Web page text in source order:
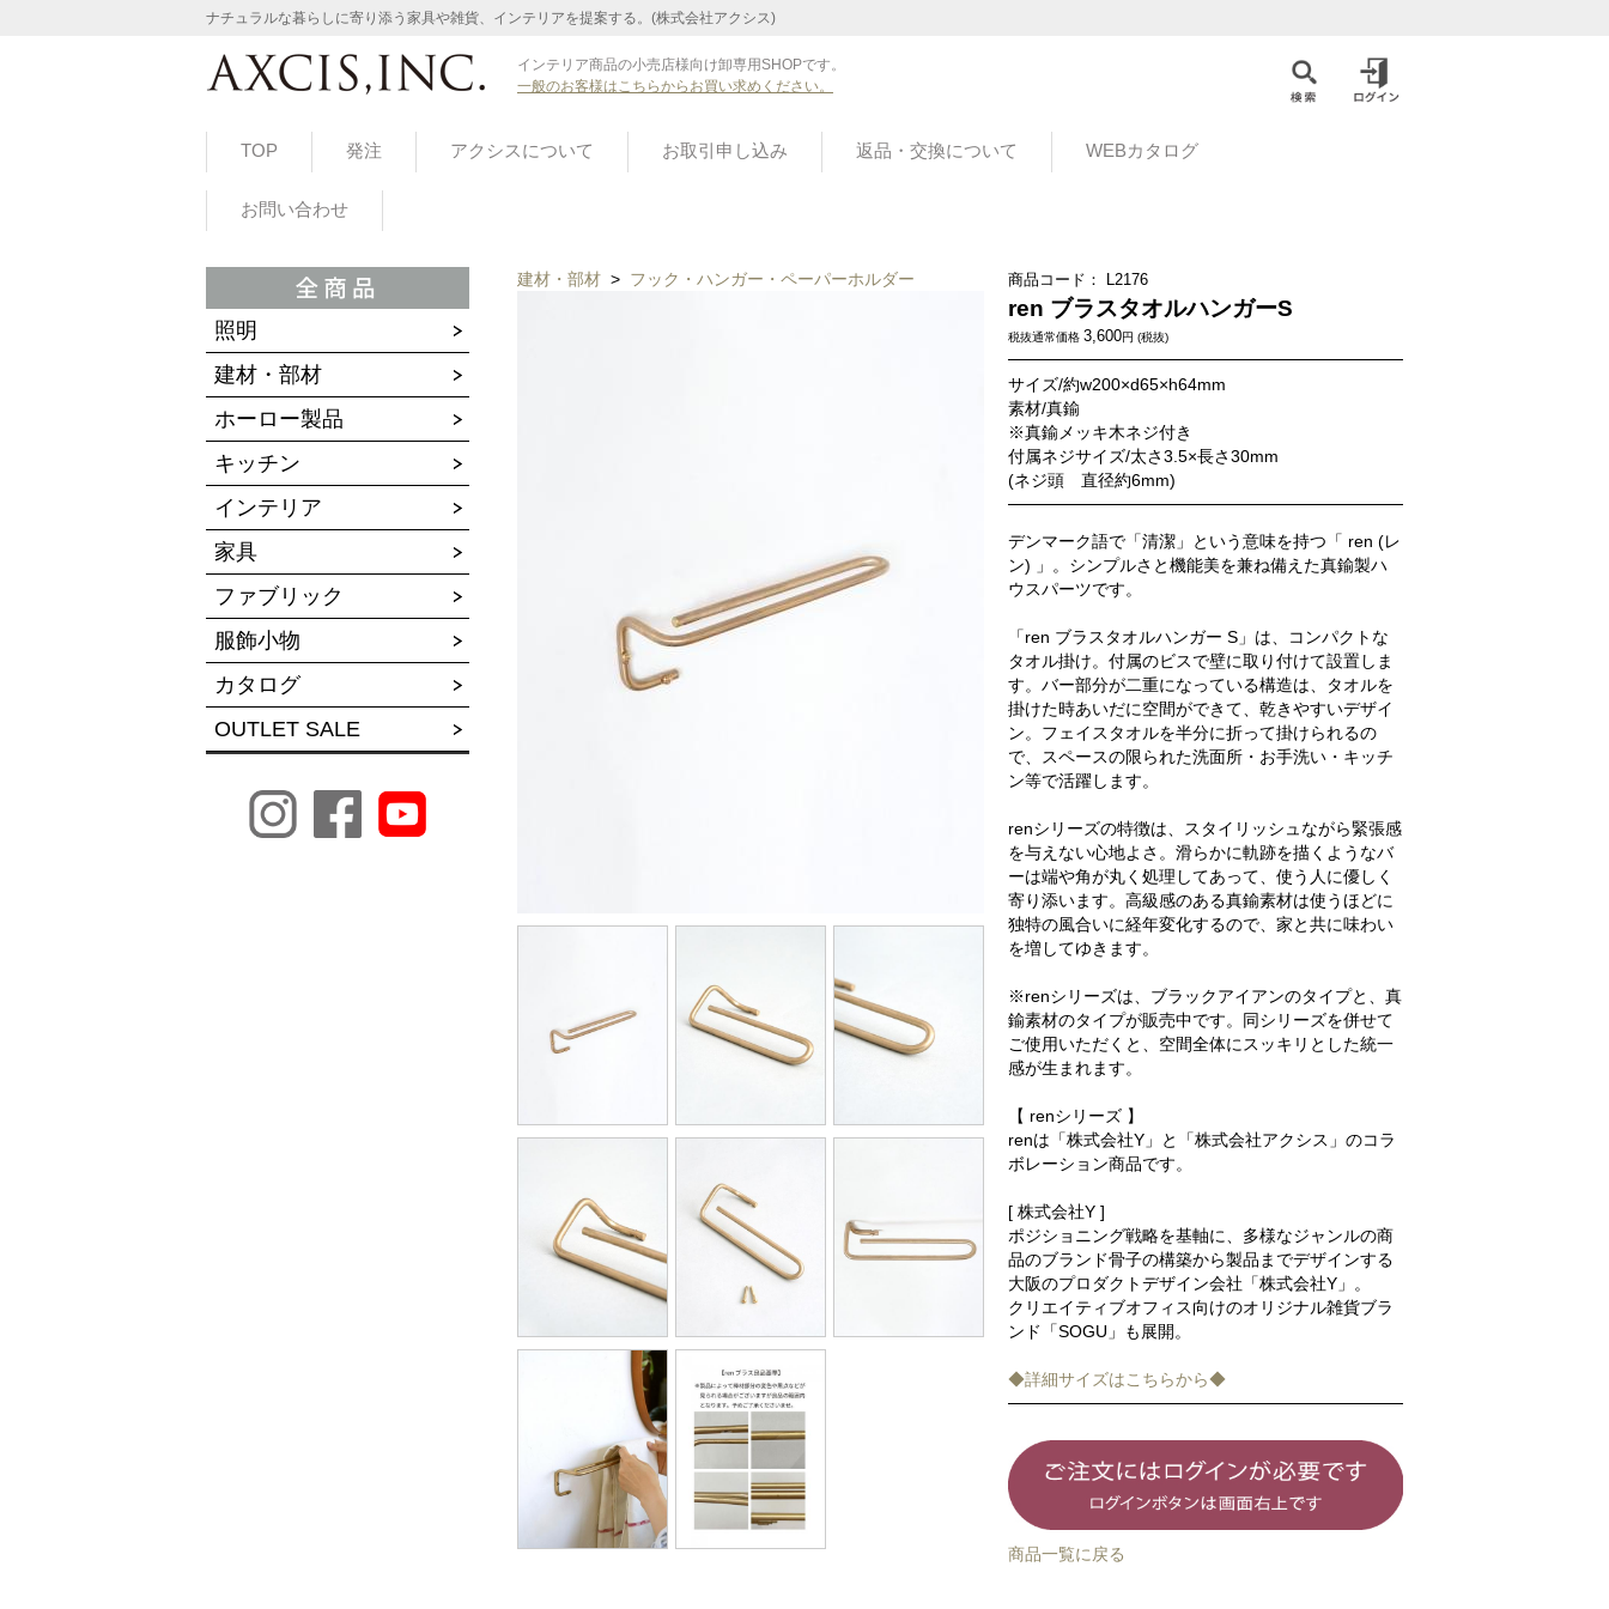
ナチュラルな暮らしに寄り添う家具や雑貨、インテリアを提案する。(株式会社アクシス)
インテリア商品の小売店様向け卸専用SHOPです。
一般のお客様はこちらからお買い求めください。
TOP 発注 アクシスについて お取引申し込み 返品・交換について WEBカタログ
お問い合わせ
照明
建材・部材
ホーロー製品
キッチン
インテリア
家具
ファブリック
服飾小物
カタログ
OUTLET SALE
建材・部材 > フック・ハンガー・ペーパーホルダー 商品コード： L2176
ren ブラスタオルハンガーS
税抜通常価格 3,600円 (税抜)
サイズ/約w200×d65×h64mm
素材/真鍮
※真鍮メッキ木ネジ付き
付属ネジサイズ/太さ3.5×長さ30mm
(ネジ頭 直径約6mm)
デンマーク語で「清潔」という意味を持つ「 ren (レ
ン) 」。シンプルさと機能美を兼ね備えた真鍮製ハ
ウスパーツです。
「ren ブラスタオルハンガー S」は、コンパクトな
タオル掛け。付属のビスで壁に取り付けて設置しま
す。バー部分が二重になっている構造は、タオルを
掛けた時あいだに空間ができて、乾きやすいデザイ
ン。フェイスタオルを半分に折って掛けられるの
で、スペースの限られた洗面所・お手洗い・キッチ
ン等で活躍します。
renシリーズの特徴は、スタイリッシュながら緊張感
を与えない心地よさ。滑らかに軌跡を描くようなバ
ーは端や角が丸く処理してあって、使う人に優しく
寄り添います。高級感のある真鍮素材は使うほどに
独特の風合いに経年変化するので、家と共に味わい
を増してゆきます。
※renシリーズは、ブラックアイアンのタイプと、真
鍮素材のタイプが販売中です。同シリーズを併せて
ご使用いただくと、空間全体にスッキリとした統一
感が生まれます。
【 renシリーズ 】
renは「株式会社Y」と「株式会社アクシス」のコラ
ボレーション商品です。
[ 株式会社Y ]
ポジショニング戦略を基軸に、多様なジャンルの商
品のブランド骨子の構築から製品までデザインする
大阪のプロダクトデザイン会社「株式会社Y」。
クリエイティブオフィス向けのオリジナル雑貨ブラ
ンド「SOGU」も展開。
◆詳細サイズはこちらから◆
商品一覧に戻る